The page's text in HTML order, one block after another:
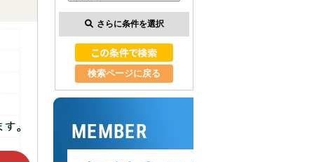
さらに条件を選択
検索ページに戻る